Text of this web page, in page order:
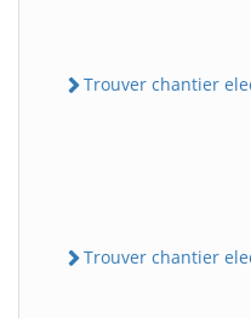
Trouver chantier
Trouver chantier